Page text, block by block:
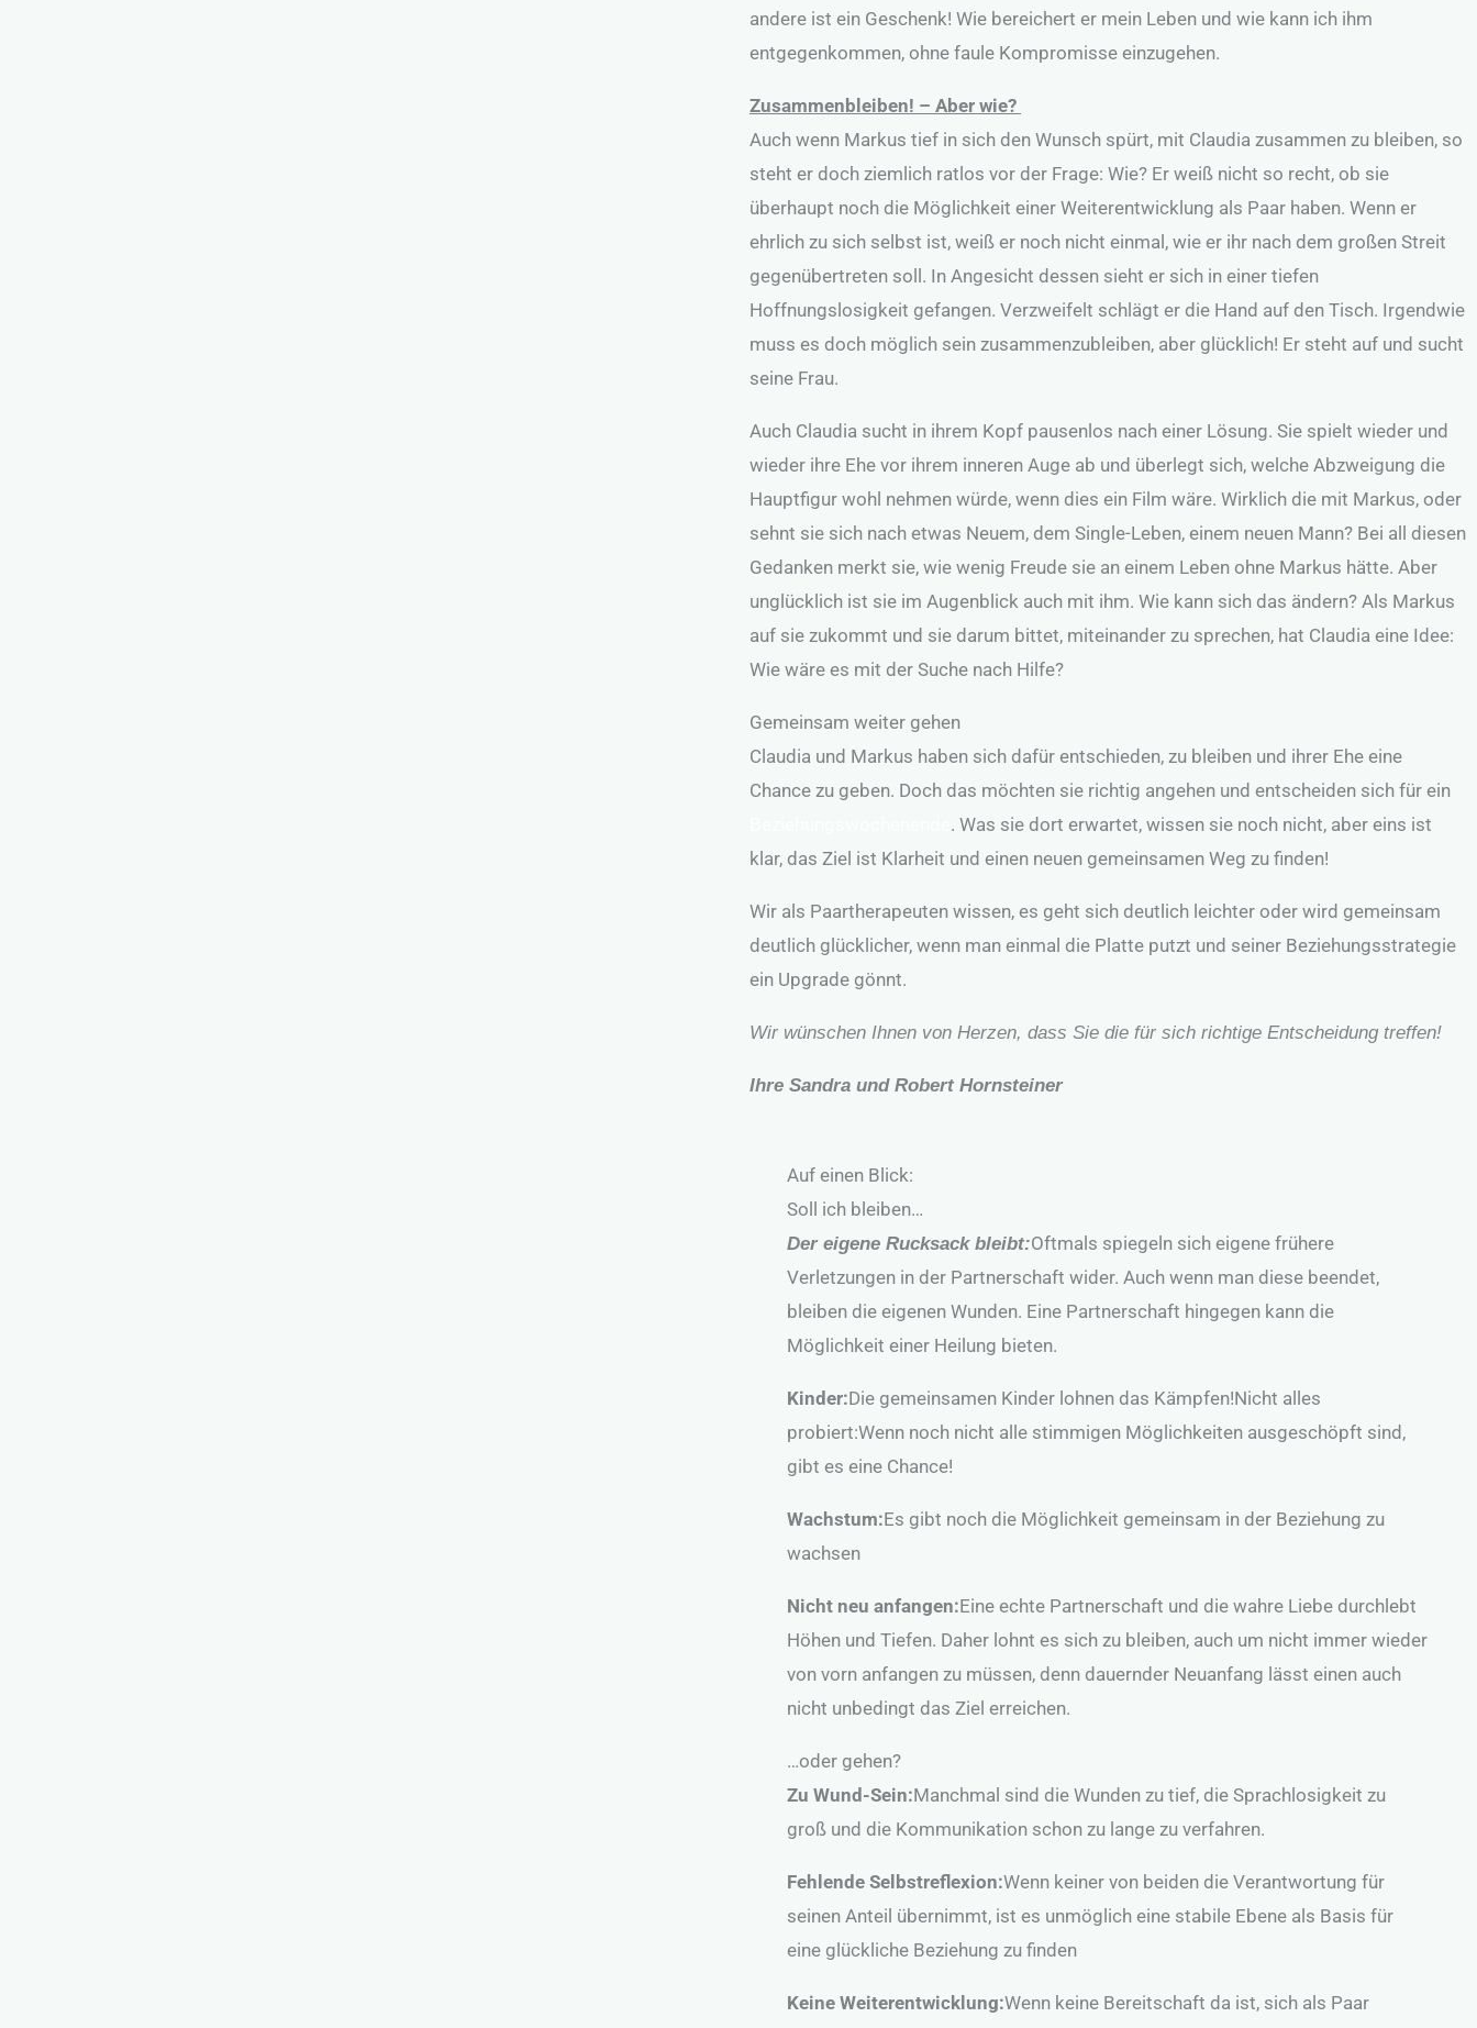
andere ist ein Geschenk! Wie bereichert er mein Leben und wie kann ich ihm
entgegenkommen, ohne faule Kompromisse einzugehen.
Zusammenbleiben! – Aber wie?
Auch wenn Markus tief in sich den Wunsch spürt, mit Claudia zusammen zu bleiben, so
steht er doch ziemlich ratlos vor der Frage: Wie? Er weiß nicht so recht, ob sie
überhaupt noch die Möglichkeit einer Weiterentwicklung als Paar haben. Wenn er
ehrlich zu sich selbst ist, weiß er noch nicht einmal, wie er ihr nach dem großen Streit
gegenübertreten soll. In Angesicht dessen sieht er sich in einer tiefen
Hoffnungslosigkeit gefangen. Verzweifelt schlägt er die Hand auf den Tisch. Irgendwie
muss es doch möglich sein zusammenzubleiben, aber glücklich! Er steht auf und sucht
seine Frau.
Auch Claudia sucht in ihrem Kopf pausenlos nach einer Lösung. Sie spielt wieder und
wieder ihre Ehe vor ihrem inneren Auge ab und überlegt sich, welche Abzweigung die
Hauptfigur wohl nehmen würde, wenn dies ein Film wäre. Wirklich die mit Markus, oder
sehnt sie sich nach etwas Neuem, dem Single-Leben, einem neuen Mann? Bei all diesen
Gedanken merkt sie, wie wenig Freude sie an einem Leben ohne Markus hätte. Aber
unglücklich ist sie im Augenblick auch mit ihm. Wie kann sich das ändern? Als Markus
auf sie zukommt und sie darum bittet, miteinander zu sprechen, hat Claudia eine Idee:
Wie wäre es mit der Suche nach Hilfe?
Gemeinsam weiter gehen
Claudia und Markus haben sich dafür entschieden, zu bleiben und ihrer Ehe eine
Chance zu geben. Doch das möchten sie richtig angehen und entscheiden sich für ein
. Was sie dort erwartet, wissen sie noch nicht, aber eins ist
klar, das Ziel ist Klarheit und einen neuen gemeinsamen Weg zu finden!
Wir als Paartherapeuten wissen, es geht sich deutlich leichter oder wird gemeinsam
deutlich glücklicher, wenn man einmal die Platte putzt und seiner Beziehungsstrategie
ein Upgrade gönnt.
Wir wünschen Ihnen von Herzen, dass Sie die für sich richtige Entscheidung treffen!
Ihre Sandra und Robert Hornsteiner
Auf einen Blick:
Soll ich bleiben…
Der eigene Rucksack bleibt:Oftmals spiegeln sich eigene frühere
Verletzungen in der Partnerschaft wider. Auch wenn man diese beendet,
bleiben die eigenen Wunden. Eine Partnerschaft hingegen kann die
Möglichkeit einer Heilung bieten.
Kinder:Die gemeinsamen Kinder lohnen das Kämpfen!Nicht alles
probiert:Wenn noch nicht alle stimmigen Möglichkeiten ausgeschöpft sind,
gibt es eine Chance!
Wachstum:Es gibt noch die Möglichkeit gemeinsam in der Beziehung zu
wachsen
Nicht neu anfangen:Eine echte Partnerschaft und die wahre Liebe durchlebt
Höhen und Tiefen. Daher lohnt es sich zu bleiben, auch um nicht immer wieder
von vorn anfangen zu müssen, denn dauernder Neuanfang lässt einen auch
nicht unbedingt das Ziel erreichen.
…oder gehen?
Zu Wund-Sein:Manchmal sind die Wunden zu tief, die Sprachlosigkeit zu
groß und die Kommunikation schon zu lange zu verfahren.
Fehlende Selbstreflexion:Wenn keiner von beiden die Verantwortung für
seinen Anteil übernimmt, ist es unmöglich eine stabile Ebene als Basis für
eine glückliche Beziehung zu finden
Keine Weiterentwicklung:Wenn keine Bereitschaft da ist, sich als Paar